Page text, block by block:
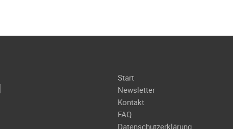
Navigation
überspringen
Start
Newsletter
Kontakt
FAQ
Datenschutzerklärung